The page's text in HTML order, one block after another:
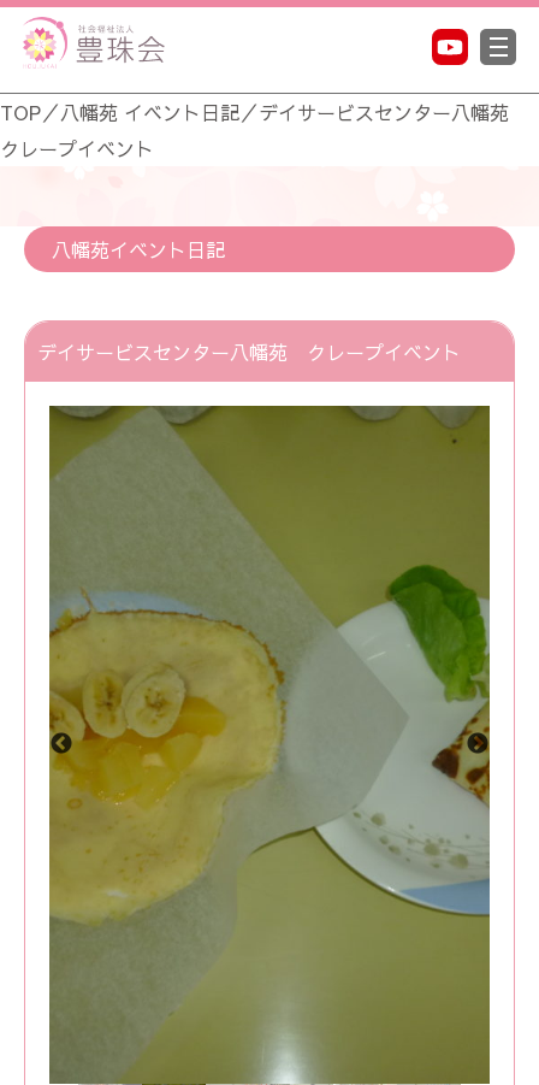
TOP／八幡苑 イベント日記／デイサービスセンター八幡苑
クレープイベント
八幡苑イベント日記
デイサービスセンター八幡苑 クレープイベント